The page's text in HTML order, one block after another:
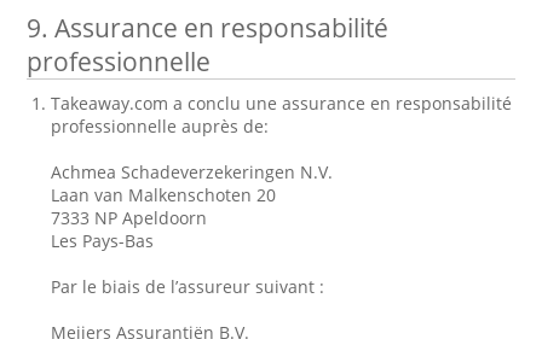
9. Assurance en responsabilité
professionnelle
Takeaway.com a conclu une assurance en responsabilité
professionnelle auprès de:
Achmea Schadeverzekeringen N.V.
Laan van Malkenschoten 20
7333 NP Apeldoorn
Les Pays-Bas
Par le biais de l’assureur suivant :
Meijers Assurantiën B.V.